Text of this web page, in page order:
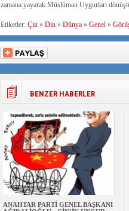
zamana yayarak Müslüman Uygurları
Etiketler: Çin» Din» Dünya» Genel»
BENZER HABERLER
ANAHTAR PARTİ GENEL BAŞKANI